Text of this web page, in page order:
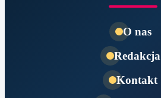
O nas
Redakcja
Kontakt